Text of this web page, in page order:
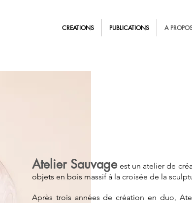
CREATIONS PUBLICATIONS A
Atelier Sauvage est un atelier de
objets en bois massif à la croisée de la
Après trois années de création en duo,